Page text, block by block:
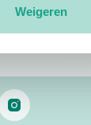
Weigeren
link)
op uitgaande
(Let op
instagram